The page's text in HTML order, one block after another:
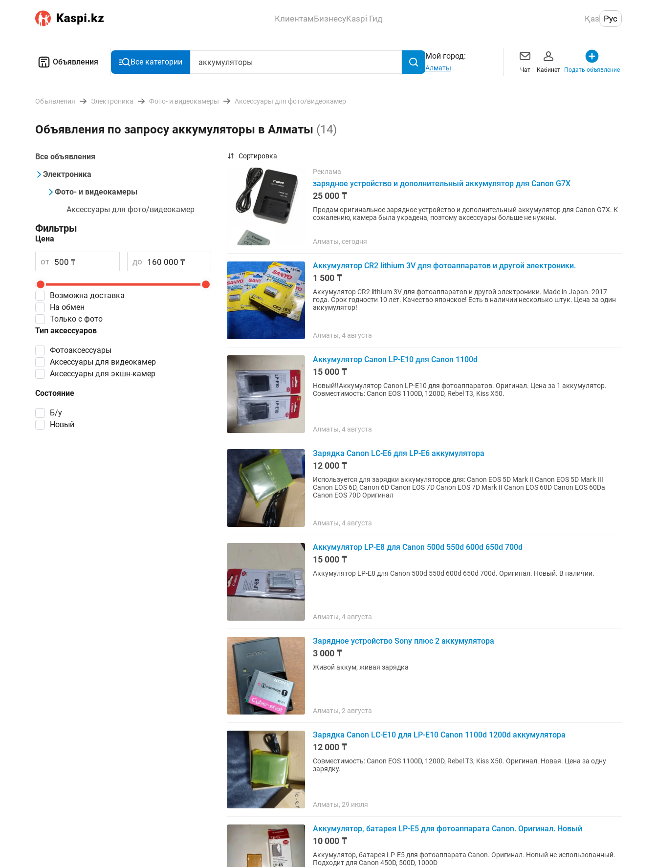
КлиентамБизнесуKaspi Гид Қаз Рус
Объявления Все категории
Мой город:
Алматы Чат Кабинет Подать объявление
Объявления Электроника Фото- и видеокамеры Аксессуары для фото/видеокамер
Объявления по запросу аккумуляторы в Алматы (14)
Все объявления
Электроника
Фото- и видеокамеры
Аксессуары для фото/видеокамер
Фильтры
Цена
от до
Возможна доставка
Тип аксессуаров
фотоаксессуары
аксессуары для видеокамер
аксессуары для экшн-камер
Состояние
Б/у
Новый
На обмен
Только с фото
Сортировка
Реклама
зарядное устройство и дополнительный аккумулятор для Canon G7X
25 000 ₸
Продам оригинальное зарядное устройство и дополнительный аккумулятор для Canon G7X. К
сожалению, камера была украдена, поэтому аксессуары больше не нужны.
Алматы, сегодня
Аккумулятор CR2 lithium 3V для фотоаппаратов и другой электроники.
1 500 ₸
Аккумулятор CR2 lithium 3V для фотоаппаратов и другой электроники. Made in Japan. 2017
года. Срок годности 10 лет. Качество японское! Есть в наличии несколько штук. Цена за один
аккумулятор!
Алматы, 4 августа
Аккумулятор Canon LP-E10 для Canon 1100d
15 000 ₸
Новый!!Аккумулятор Canon LP-E10 для фотоаппаратов. Оригинал. Цена за 1 аккумулятор.
Совместимость: Сanon EOS 1100D, 1200D, Rebel T3, Kiss X50.
Алматы, 4 августа
Зарядка Canon LC-E6 для LP-E6 аккумулятора
12 000 ₸
Используется для зарядки аккумуляторов для: Canon EOS 5D Mark II Canon EOS 5D Mark III
Canon EOS 6D, Canon 6D Canon EOS 7D Canon EOS 7D Mark II Canon EOS 60D Canon EOS 60Da
Canon EOS 70D Оригинал
Алматы, 4 августа
Аккумулятор LP-E8 для Canon 500d 550d 600d 650d 700d
15 000 ₸
Аккумулятор LP-E8 для Canon 500d 550d 600d 650d 700d. Оригинал. Новый. В наличии.
Алматы, 4 августа
Зарядное устройство Sony плюс 2 аккумулятора
3 000 ₸
Живой аккум, живая зарядка
Алматы, 2 августа
Зарядка Canon LC-E10 для LP-E10 Canon 1100d 1200d аккумулятора
12 000 ₸
Совместимость: Сanon EOS 1100D, 1200D, Rebel T3, Kiss X50. Оригинал. Новая. Цена за одну
зарядку.
Алматы, 29 июля
Аккумулятор, батарея LP-E5 для фотоаппарата Canon. Оригинал. Новый
10 000 ₸
Аккумулятор, батарея LP-E5 для фотоаппарата Canon. Оригинал. Новый не использованный.
Подходит для Canon 450D, 500D, 1000D